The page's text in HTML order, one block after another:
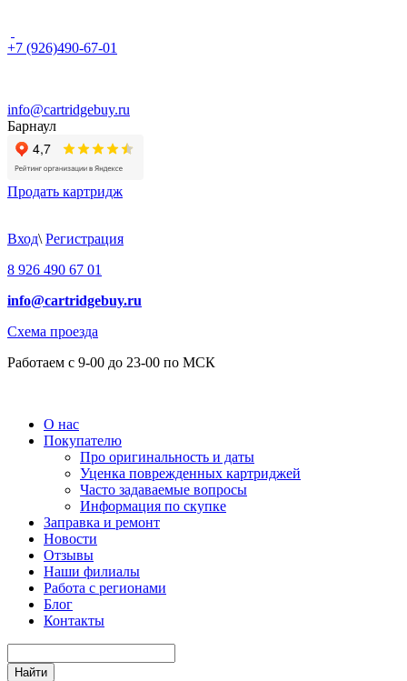
+7 (926)490-67-01
info@cartridgebuy.ru
Барнаул
Продать картридж
Вход\ Регистрация
8 926 490 67 01
info@cartridgebuy.ru
Схема проезда
Работаем с 9-00 до 23-00 по МСК
О нас
Покупателю
Про оригинальность и даты
Уценка поврежденных картриджей
Часто задаваемые вопросы
Информация по скупке
Заправка и ремонт
Новости
Отзывы
Наши филиалы
Работа с регионами
Блог
Контакты
Найти